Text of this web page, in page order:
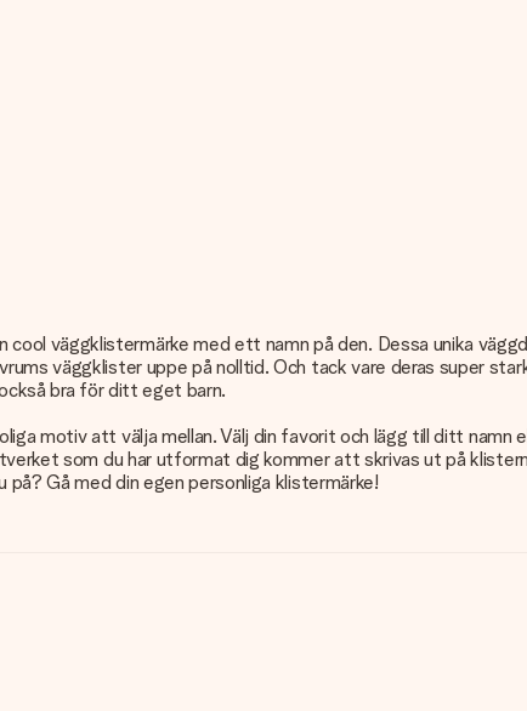
väggklistermärke med ett namn på den. Dessa unika
väggklister uppe på nolltid. Och tack vare deras super
bra för ditt eget barn.
motiv att välja mellan. Välj din favorit och lägg till ditt namn
som du har utformat dig kommer att skrivas ut på
Gå med din egen personliga klistermärke!